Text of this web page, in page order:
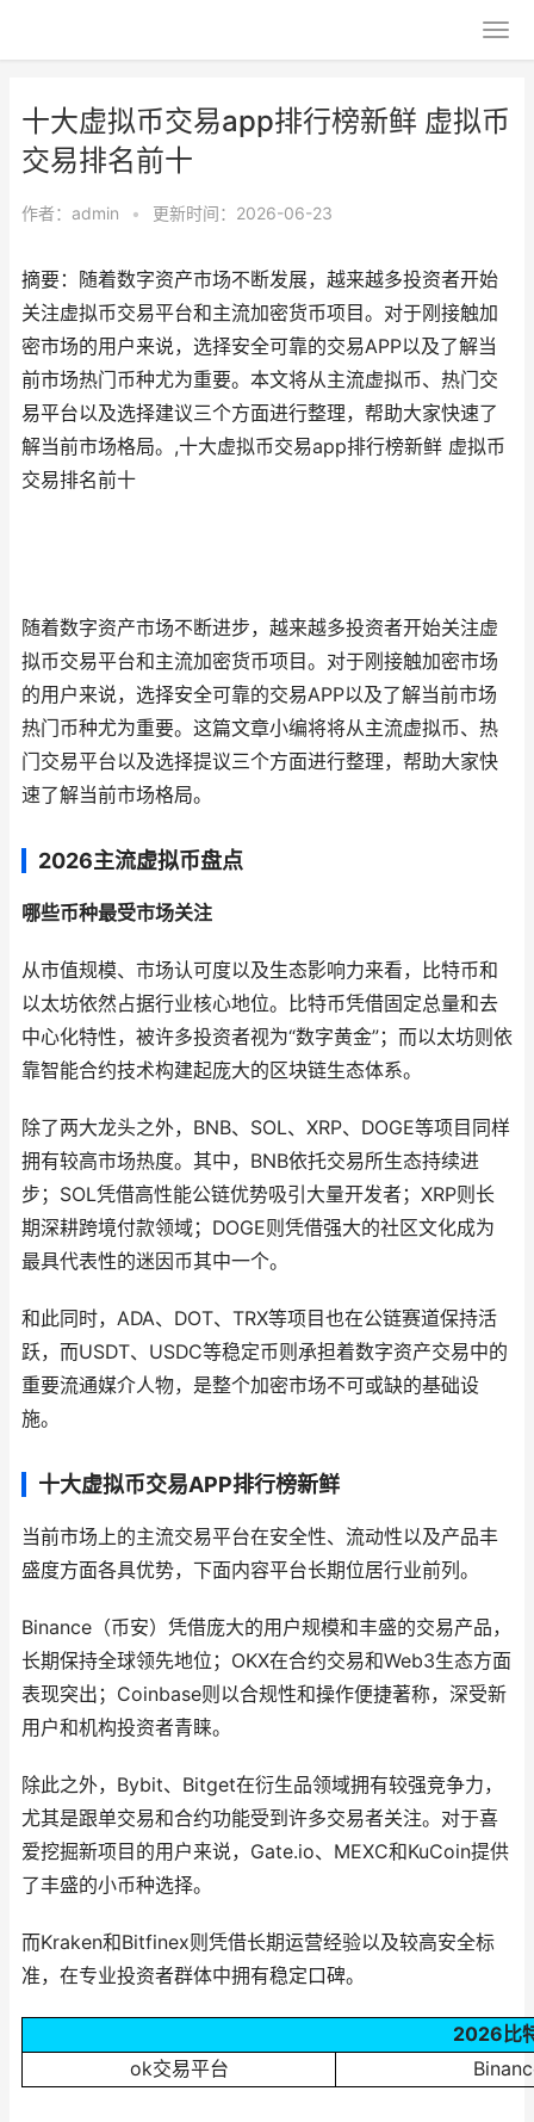
十大虚拟币交易app排行榜新鲜 虚拟币
交易排名前十
作者： admin • 更新时间：2026-06-23
摘要：随着数字资产市场不断发展，越来越多投资者开始
关注虚拟币交易平台和主流加密货币项目。对于刚接触加
密市场的用户来说，选择安全可靠的交易APP以及了解当
前市场热门币种尤为重要。本文将从主流虚拟币、热门交
易平台以及选择建议三个方面进行整理，帮助大家快速了
解当前市场格局。,十大虚拟币交易app排行榜新鲜 虚拟币
交易排名前十
随着数字资产市场不断进步，越来越多投资者开始关注虚
拟币交易平台和主流加密货币项目。对于刚接触加密市场
的用户来说，选择安全可靠的交易APP以及了解当前市场
热门币种尤为重要。这篇文章小编将将从主流虚拟币、热
门交易平台以及选择提议三个方面进行整理，帮助大家快
速了解当前市场格局。
2026主流虚拟币盘点
哪些币种最受市场关注
从市值规模、市场认可度以及生态影响力来看，比特币和
以太坊依然占据行业核心地位。比特币凭借固定总量和去
中心化特性，被许多投资者视为“数字黄金”；而以太坊则依
靠智能合约技术构建起庞大的区块链生态体系。
除了两大龙头之外，BNB、SOL、XRP、DOGE等项目同样
拥有较高市场热度。其中，BNB依托交易所生态持续进
步；SOL凭借高性能公链优势吸引大量开发者；XRP则长
期深耕跨境付款领域；DOGE则凭借强大的社区文化成为
最具代表性的迷因币其中一个。
和此同时，ADA、DOT、TRX等项目也在公链赛道保持活
跃，而USDT、USDC等稳定币则承担着数字资产交易中的
重要流通媒介人物，是整个加密市场不可或缺的基础设
施。
十大虚拟币交易APP排行榜新鲜
当前市场上的主流交易平台在安全性、流动性以及产品丰
盛度方面各具优势，下面内容平台长期位居行业前列。
Binance（币安）凭借庞大的用户规模和丰盛的交易产品，
长期保持全球领先地位；OKX在合约交易和Web3生态方面
表现突出；Coinbase则以合规性和操作便捷著称，深受新
用户和机构投资者青睐。
除此之外，Bybit、Bitget在衍生品领域拥有较强竞争力，
尤其是跟单交易和合约功能受到许多交易者关注。对于喜
爱挖掘新项目的用户来说，Gate.io、MEXC和KuCoin提供
了丰盛的小币种选择。
而Kraken和Bitfinex则凭借长期运营经验以及较高安全标
准，在专业投资者群体中拥有稳定口碑。
2026比
ok交易平台